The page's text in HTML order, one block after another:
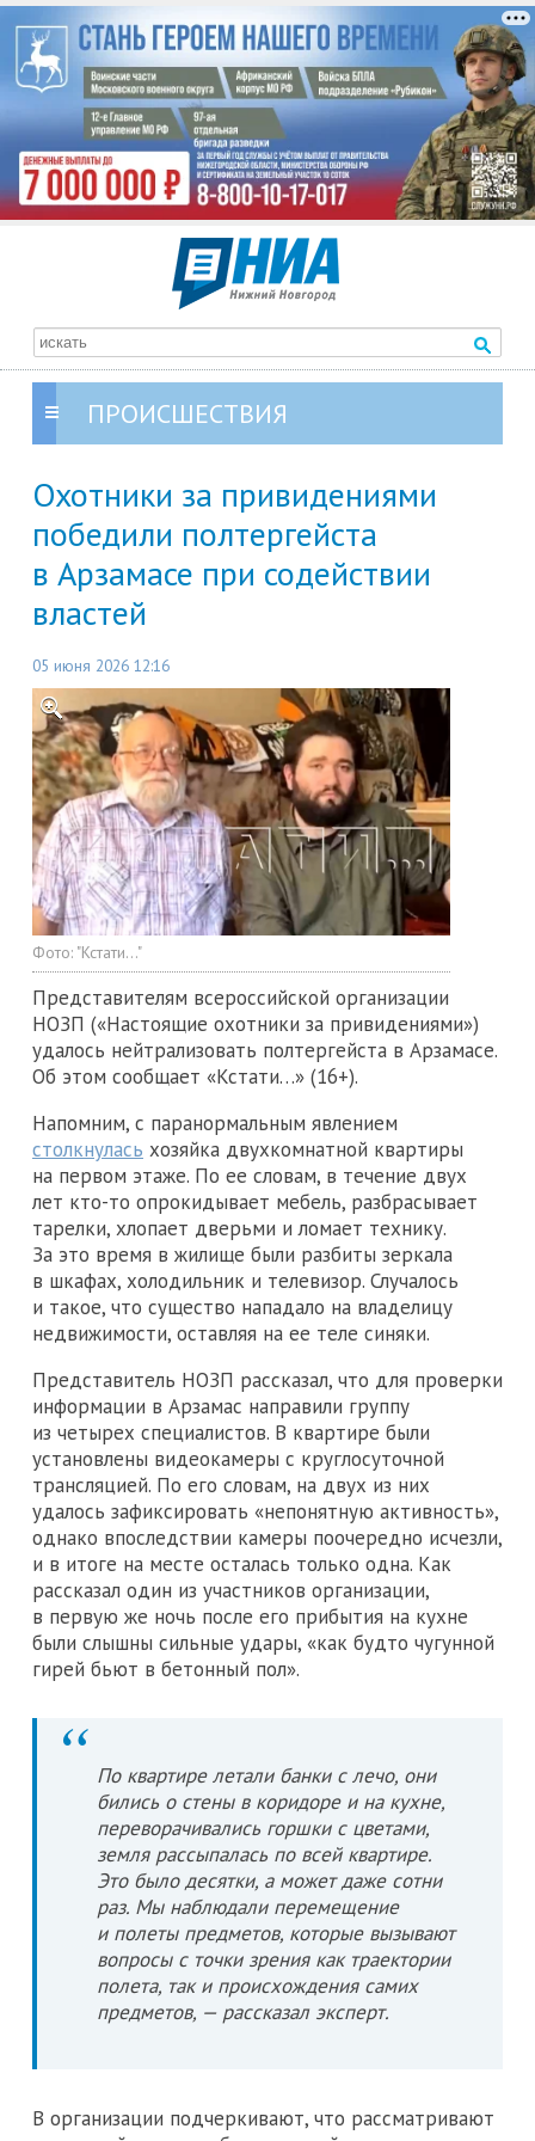
ПРОИСШЕСТВИЯ
Охотники за привидениями
победили полтергейста
в Арзамасе при содействии
властей
05 июня 2026 12:16
Фото: "Кстати..."
Представителям всероссийской организации
НОЗП («Настоящие охотники за привидениями»)
удалось нейтрализовать полтергейста в Арзамасе.
Об этом сообщает «Кстати…» (16+).
Напомним, с паранормальным явлением
столкнулась хозяйка двухкомнатной квартиры
на первом этаже. По ее словам, в течение двух
лет кто-то опрокидывает мебель, разбрасывает
тарелки, хлопает дверьми и ломает технику.
За это время в жилище были разбиты зеркала
в шкафах, холодильник и телевизор. Случалось
и такое, что существо нападало на владелицу
недвижимости, оставляя на ее теле синяки.
Представитель НОЗП рассказал, что для проверки
информации в Арзамас направили группу
из четырех специалистов. В квартире были
установлены видеокамеры с круглосуточной
трансляцией. По его словам, на двух из них
удалось зафиксировать «непонятную активность»,
однако впоследствии камеры поочередно исчезли,
и в итоге на месте осталась только одна. Как
рассказал один из участников организации,
в первую же ночь после его прибытия на кухне
были слышны сильные удары, «как будто чугунной
гирей бьют в бетонный пол».
По квартире летали банки с лечо, они
бились о стены в коридоре и на кухне,
переворачивались горшки с цветами,
земля рассыпалась по всей квартире.
Это было десятки, а может даже сотни
раз. Мы наблюдали перемещение
и полеты предметов, которые вызывают
вопросы с точки зрения как траектории
полета, так и происхождения самих
предметов, — рассказал эксперт.
В организации подчеркивают, что рассматривают